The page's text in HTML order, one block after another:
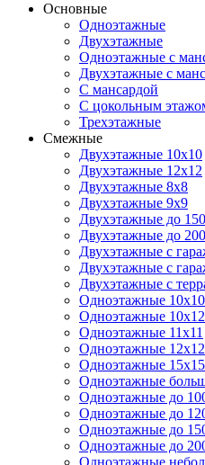
Основные
Одноэтажные
Двухэтажные
Одноэтажные с
Двухэтажные с
С мансардой
С цокольным
Трехэтажные
Смежные
Двухэтажные 10х10
Двухэтажные 12х12
Двухэтажные 8х8
Двухэтажные 9х9
Двухэтажные до
Двухэтажные до
Двухэтажные с
Двухэтажные с
Двухэтажные с
Одноэтажные 10х10
Одноэтажные 10х12
Одноэтажные 11х11
Одноэтажные 12х12
Одноэтажные 15х15
Одноэтажные
Одноэтажные до
Одноэтажные до
Одноэтажные до
Одноэтажные до